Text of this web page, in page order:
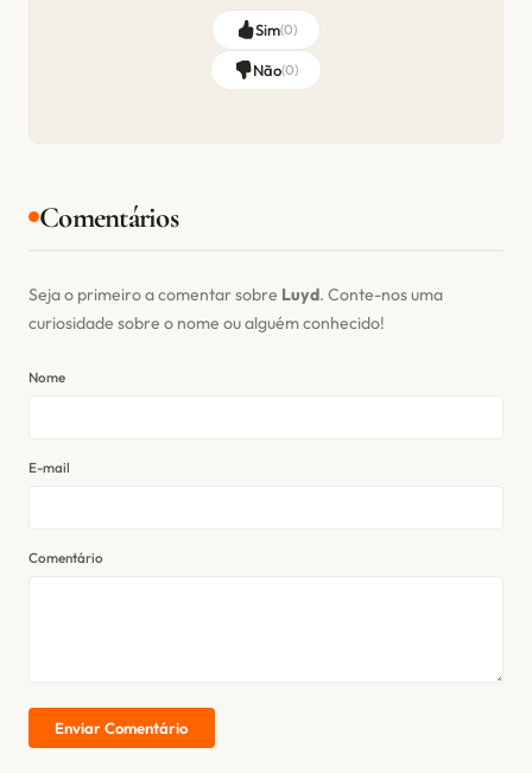
Sim(0)
Não(0)
Comentários
Seja o primeiro a comentar sobre Luyd. Conte-nos uma
curiosidade sobre o nome ou alguém conhecido!
Nome
E-mail
Comentário
Enviar Comentário